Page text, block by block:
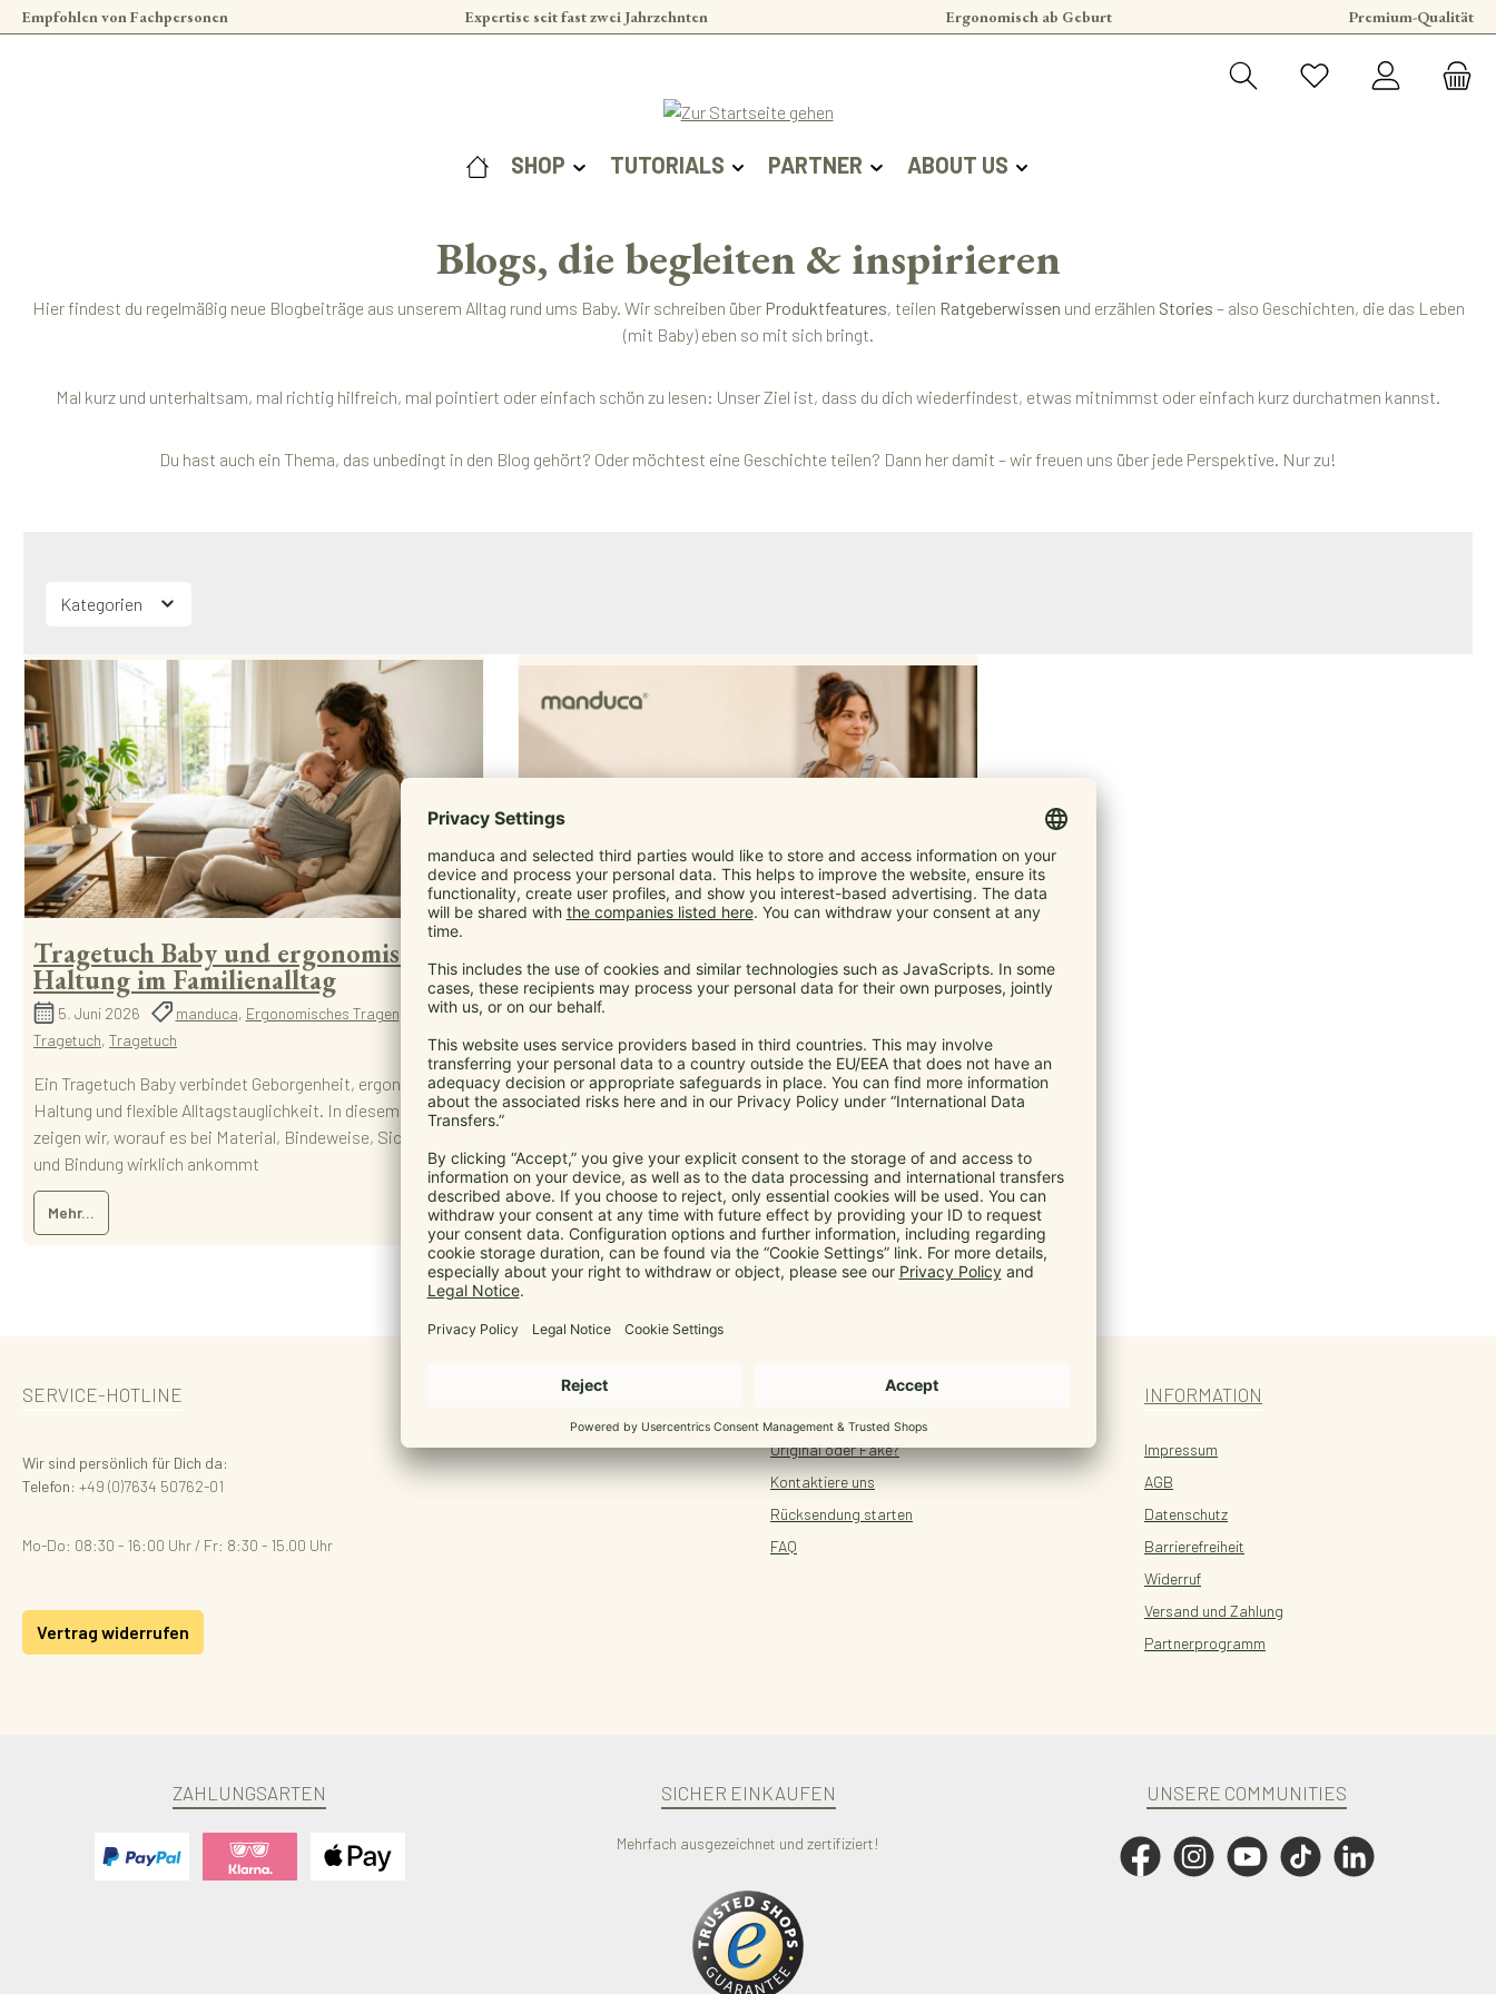
Hauptinhalt springen
Zur Suche springen
Zur Hauptnavigation springen
Empfohlen von Fachpersonen Expertise seit fast zwei Jahrzehnten Ergonomisch ab Geburt Premium-Qualität
SHOP TUTORIALS PARTNER ABOUT US
Blogs, die begleiten & inspirieren
Hier findest du regelmäßig neue Blogbeiträge aus unserem Alltag rund ums Baby. Wir schreiben über Produktfeatures, teilen Ratgeberwissen und erzählen Stories – also Geschichten, die das Leben
(mit Baby) eben so mit sich bringt.
Mal kurz und unterhaltsam, mal richtig hilfreich, mal pointiert oder einfach schön zu lesen: Unser Ziel ist, dass du dich wiederfindest, etwas mitnimmst oder einfach kurz durchatmen kannst.
Du hast auch ein Thema, das unbedingt in den Blog gehört? Oder möchtest eine Geschichte teilen? Dann her damit – wir freuen uns über jede Perspektive. Nur zu!
Kategorien
Tragetuch Baby und ergonomische
Haltung im Familienalltag
5. Juni 2026 manduca, Ergonomisches Tragen
Baby
Tragetuch, Tragetuch
Ein Tragetuch Baby verbindet Geborgenheit, ergonomische
Haltung und flexible Alltagstauglichkeit. In diesem Ratgeber
zeigen wir, worauf es bei Material, Bindeweise, Sicherheit
und Bindung wirklich ankommt
Mehr...
15. Mai 2026 Babytragenratgeber manduca ,M-
Position,Babytrage ab Geburt
tragen,Ergonomisches Tragen
Mehr...
SERVICE-HOTLINE
Wir sind persönlich für Dich da:
Telefon: +49 (0)7634 50762-01
Mo-Do: 08:30 - 16:00 Uhr / Fr: 8:30 - 15.00 Uhr
Vertrag widerrufen
SHOP SERVICE
Original oder Fake?
Kontaktiere uns
Rücksendung starten
FAQ
INFORMATION
Impressum
AGB
Datenschutz
Barrierefreiheit
Widerruf
Versand und Zahlung
Partnerprogramm
ZAHLUNGSARTEN SICHER EINKAUFEN
Mehrfach ausgezeichnet und zertifiziert!
UNSERE COMMUNITIES
FacebookInstagramYouTube TikTok LinkedIn